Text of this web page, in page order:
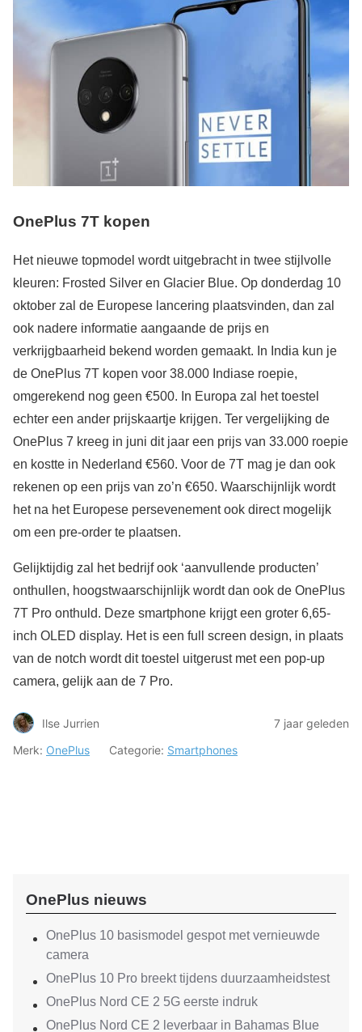
OnePlus 7T kopen
Het nieuwe topmodel wordt uitgebracht in twee stijlvolle
kleuren: Frosted Silver en Glacier Blue. Op donderdag 10
oktober zal de Europese lancering plaatsvinden, dan zal
ook nadere informatie aangaande de prijs en
verkrijgbaarheid bekend worden gemaakt. In India kun je
de OnePlus 7T kopen voor 38.000 Indiase roepie,
omgerekend nog geen €500. In Europa zal het toestel
echter een ander prijskaartje krijgen. Ter vergelijking de
OnePlus 7 kreeg in juni dit jaar een prijs van 33.000 roepie
en kostte in Nederland €560. Voor de 7T mag je dan ook
rekenen op een prijs van zo’n €650. Waarschijnlijk wordt
het na het Europese persevenement ook direct mogelijk
om een pre-order te plaatsen.
Gelijktijdig zal het bedrijf ook ‘aanvullende producten’
onthullen, hoogstwaarschijnlijk wordt dan ook de OnePlus
7T Pro onthuld. Deze smartphone krijgt een groter 6,65-
inch OLED display. Het is een full screen design, in plaats
van de notch wordt dit toestel uitgerust met een pop-up
camera, gelijk aan de 7 Pro.
Ilse Jurrien
7 jaar geleden
Merk: OnePlus Categorie: Smartphones
OnePlus nieuws
OnePlus 10 basismodel gespot met vernieuwde
camera
OnePlus 10 Pro breekt tijdens duurzaamheidstest
OnePlus Nord CE 2 5G eerste indruk
OnePlus Nord CE 2 leverbaar in Bahamas Blue